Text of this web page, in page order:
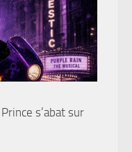
s’abat sur